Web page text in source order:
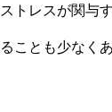
ストレスが関与
ることも少なく